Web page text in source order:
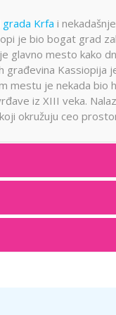
grada Krfa i
je bio bogat grad
glavno mesto kako
građevina
mestu je nekada bio
iz XIII veka.
okružuju ceo